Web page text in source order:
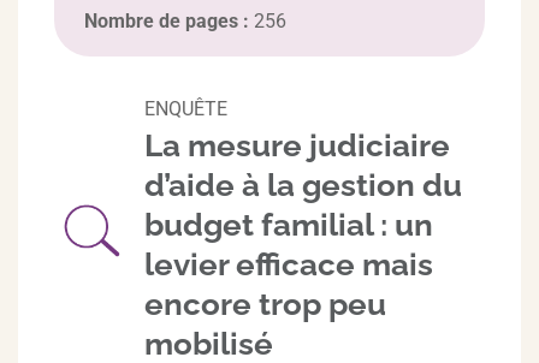
Nombre de pages : 256
ENQUÊTE
La mesure judiciaire
d’aide à la gestion du
budget familial : un
levier efficace mais
encore trop peu
mobilisé